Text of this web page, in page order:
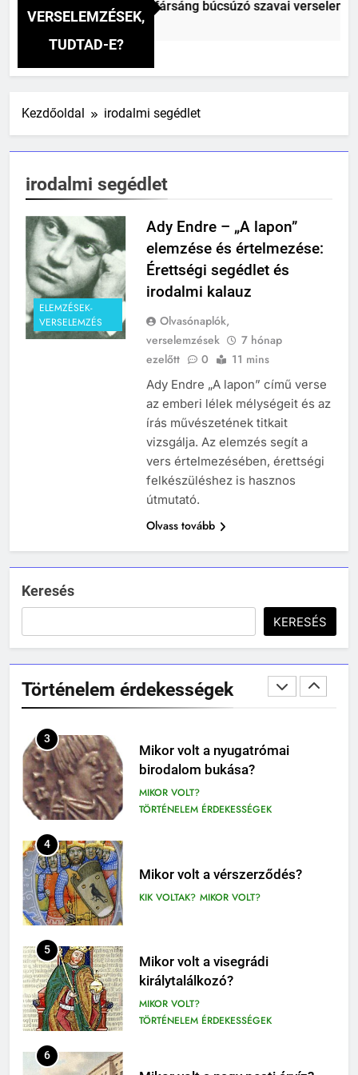
VERSELEMZÉSEK,
TUDTAD-E?
Vitéz Mihály: A fársáng búcsúzó szavai verselemzés
Ezelőtt
Kezdőoldal irodalmi segédlet
irodalmi segédlet
ELEMZÉSEK-
VERSELEMZÉS
Ady Endre – „A lapon”
elemzése és értelmezése:
Érettségi segédlet és
irodalmi kalauz
Olvasónaplók,
verselemzések
7 hónap
ezelőtt
0 11 mins
Ady Endre „A lapon” című verse
az emberi lélek mélységeit és az
írás művészetének titkait
vizsgálja. Az elemzés segít a
vers értelmezésében, érettségi
felkészüléshez is hasznos
útmutató.
Olvass tovább
Keresés
KERESÉS
Történelem érdekességek
241
KI TALÁLTA FEL
Kik voltak a három királyok?
KIK VOLTAK?
TÖRTÉNELEM ÉRDEKESSÉGEK
243
A középkor titkai: Mi rejtőzött a
várak falai mögött?
TÖRTÉNELEM ÉRDEKESSÉGEK
Mikor volt a római birodalom
bukása, és mi történt utána?
MIKOR VOLT?
TÖRTÉNELEM ÉRDEKESSÉGEK
Ki volt Zeusz?
KIK VOLTAK?
2
TÖRTÉNELEM ÉRDEKESSÉGEK
3
Mikor volt a nyugatrómai
birodalom bukása?
MIKOR VOLT?
TÖRTÉNELEM ÉRDEKESSÉGEK
4
Mikor volt a vérszerződés?
KIK VOLTAK? MIKOR VOLT?
5
Mikor volt a visegrádi
királytalálkozó?
MIKOR VOLT?
TÖRTÉNELEM ÉRDEKESSÉGEK
6
Gárdonyi Géza: Az egri csillagok
5-8. OSZTÁLY 6. OSZTÁLY OLVASÓNAPLÓ
olvasónapló
12. OSZTÁLY OLVASÓNAPLÓ
9-12. OSZTÁLY OLVASÓNAPLÓ
1-4. OSZTÁLY OLVASÓNAPLÓ
olvasónapló
5. OSZTÁLY OLVASÓNAPLÓ
OLVASÓNAPLÓK
A jó palócok (elemzés)